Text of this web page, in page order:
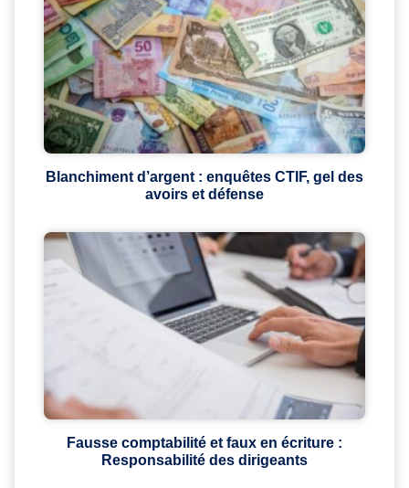
Blanchiment d’argent : enquêtes CTIF, gel des
avoirs et défense
Fausse comptabilité et faux en écriture :
Responsabilité des dirigeants